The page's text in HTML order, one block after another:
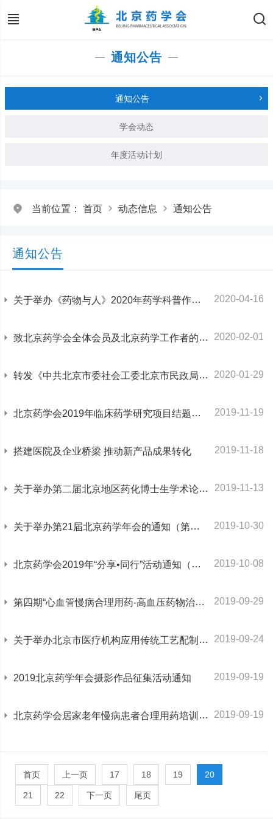
通知公告
通知公告
学会动态
年度活动计划
当前位置： 首页 动态信息 通知公告
通知公告
关于举办《药物与人》2020年药学科普作品赛通知 2020-04-16
致北京药学会全体会员及北京药学工作者的一封信 2020-02-01
转发《中共北京市委社会工委北京市民政局关于社会组织参与新型冠状病毒感染的肺炎疫情防控工作的通知》 2020-01-29
北京药学会2019年临床药学研究项目结题会通知 2019-11-19
搭建医院及企业桥梁 推动新产品成果转化 2019-11-18
关于举办第二届北京地区药化博士生学术论坛通知 2019-11-13
关于举办第21届北京药学年会的通知（第二轮） 2019-10-30
北京药学会2019年“分享•同行”活动通知（第四期） 2019-10-08
第四期“心血管慢病合理用药-高血压药物治疗”培训通知 2019-09-29
关于举办北京市医疗机构应用传统工艺配制中药制剂备案的政策与技术培训的通知 2019-09-24
2019北京药学年会摄影作品征集活动通知 2019-09-19
北京药学会居家老年慢病患者合理用药培训暨药学服务实践技能培训班通知 2019-09-19
首页 上一页 17 18 19 20
21 22 下一页 尾页